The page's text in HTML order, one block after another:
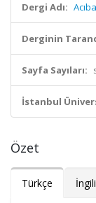
Dergi Adı:
Derginin
Sayfa Sayıları:
İstanbul
Özet
Türkçe